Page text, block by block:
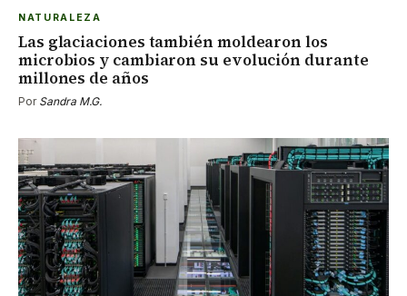
NATURALEZA
Las glaciaciones también moldearon los
microbios y cambiaron su evolución durante
millones de años
Por Sandra M.G.